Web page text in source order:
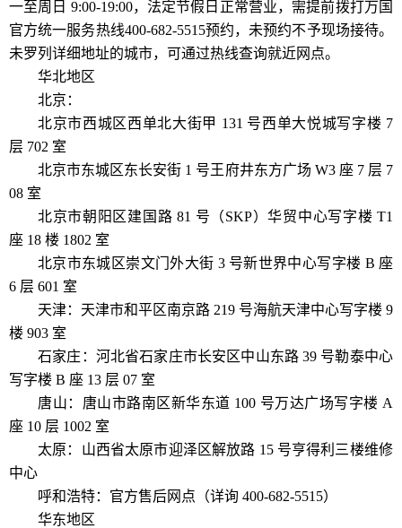
一至周日 9:00-19:00，法定节假日正常营业，需提前拨打万国
官方统一服务热线400-682-5515预约，未预约不予现场接待。
未罗列详细地址的城市，可通过热线查询就近网点。
华北地区
北京：
北京市西城区西单北大街甲 131 号西单大悦城写字楼 7
层 702 室
北京市东城区东长安街 1 号王府井东方广场 W3 座 7 层 7
08 室
北京市朝阳区建国路 81 号（SKP）华贸中心写字楼 T1
座 18 楼 1802 室
北京市东城区崇文门外大街 3 号新世界中心写字楼 B 座
6 层 601 室
天津：天津市和平区南京路 219 号海航天津中心写字楼 9
楼 903 室
石家庄：河北省石家庄市长安区中山东路 39 号勒泰中心
写字楼 B 座 13 层 07 室
唐山：唐山市路南区新华东道 100 号万达广场写字楼 A
座 10 层 1002 室
太原：山西省太原市迎泽区解放路 15 号亨得利三楼维修
中心
呼和浩特：官方售后网点（详询 400-682-5515）
华东地区